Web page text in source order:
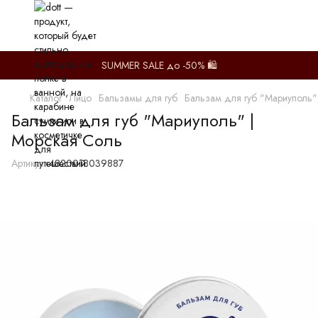
SUMMER SALE до -50% 🛍️
Каталог Лицо Бальзамы для губ Бальзам для губ
Бальзам для губ "Мариуполь" |
Морская Соль
Артикул:4820018039887